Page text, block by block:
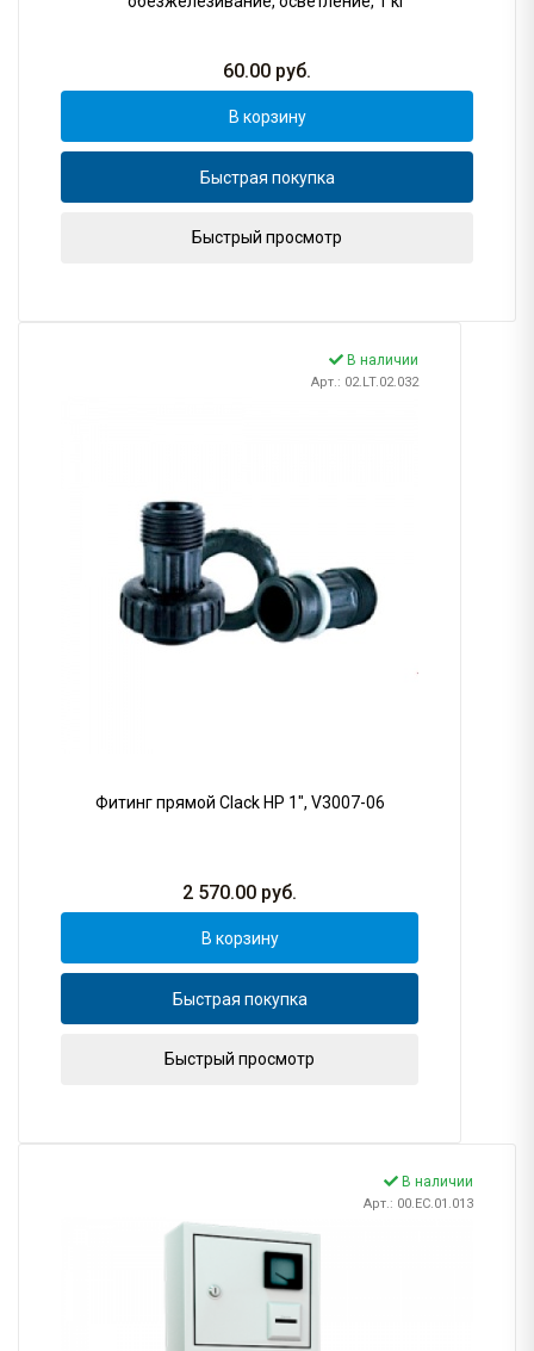
60.00 руб.
В корзину
Быстрая покупка
Быстрый просмотр
В наличии
Арт.: 02.LT.02.032
Фитинг прямой Clack НР 1", V3007-06
2 570.00 руб.
В корзину
Быстрая покупка
Быстрый просмотр
В наличии
Арт.: 00.EC.01.013